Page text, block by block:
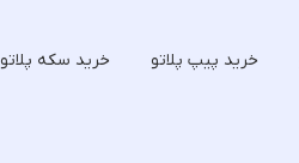
خرید پیپ پلاتو خرید سکه پلاتو